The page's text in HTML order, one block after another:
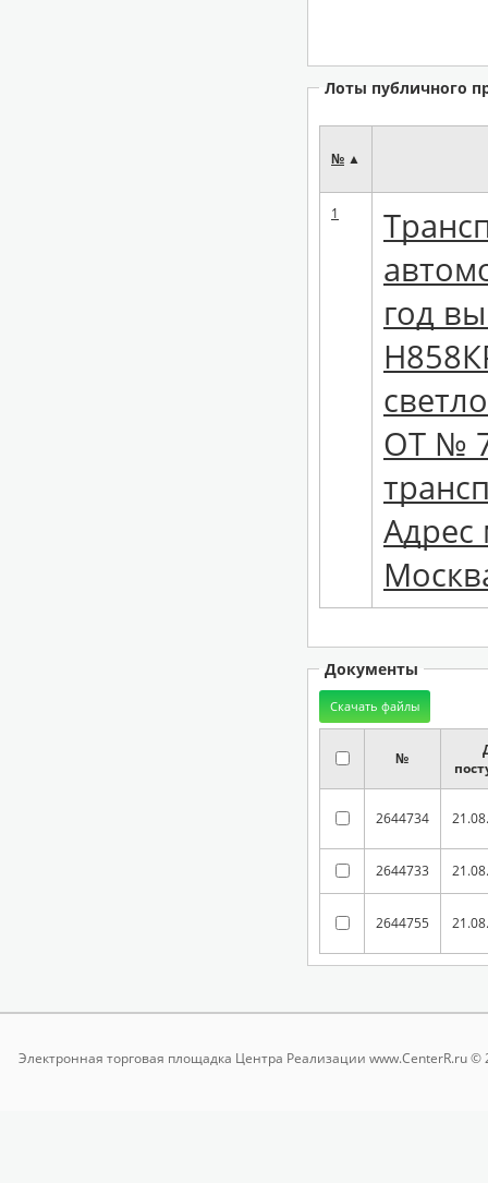
Лоты публичного
№ ▲
1
год
ОТ №
Адрес
Документы
№
2644734
2644733
2644755
Электронная торговая площадка Центра Реализации www.CenterR.ru ©